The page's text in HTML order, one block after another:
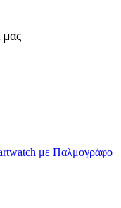
με Παλμογράφο